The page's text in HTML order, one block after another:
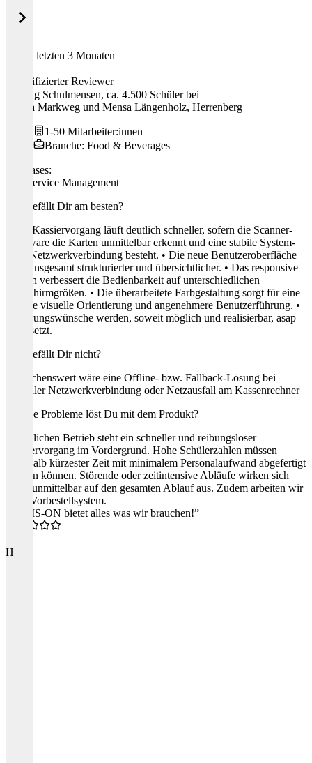
In den letzten 3 Monaten
Verifizierter Reviewer
Leitung Schulmensen, ca. 4.500 Schülerbei
Mensa Markweg und Mensa Längenholz, Herrenberg
1-50 Mitarbeiter:innen
Branche: Food & Beverages
Use cases:
Foodservice Management
Was gefällt Dir am besten?
• Der Kassiervorgang läuft deutlich schneller, sofern die Scanner-
Hardware die Karten unmittelbar erkennt und eine stabile System-
bzw. Netzwerkverbindung besteht. • Die neue Benutzeroberfläche
wirkt insgesamt strukturierter und übersichtlicher. • Das responsive
Design verbessert die Bedienbarkeit auf unterschiedlichen
Bildschirmgrößen. • Die überarbeitete Farbgestaltung sorgt für eine
bessere visuelle Orientierung und angenehmere Benutzerführung. •
Änderungswünsche werden, soweit möglich und realisierbar, asap
umgesetzt.
Was gefällt Dir nicht?
Wünschenswert wäre eine Offline- bzw. Fallback-Lösung bei
instabiler Netzwerkverbindung oder Netzausfall am Kassenrechner
Welche Probleme löst Du mit dem Produkt?
Im täglichen Betrieb steht ein schneller und reibungsloser
Kassiervorgang im Vordergrund. Hohe Schülerzahlen müssen
innerhalb kürzester Zeit mit minimalem Personalaufwand abgefertigt
werden können. Störende oder zeitintensive Abläufe wirken sich
dabei unmittelbar auf den gesamten Ablauf aus. Zudem arbeiten wir
ohne Vorbestellsystem.
“SAMS-ON bietet alles was wir brauchen!”
H